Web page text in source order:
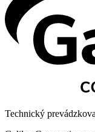
Technický